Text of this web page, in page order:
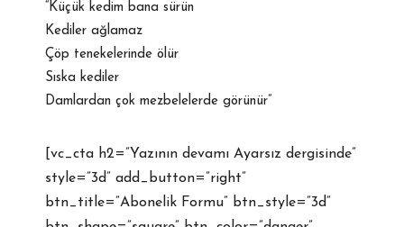
“Küçük kedim bana sürün
Kediler ağlamaz
Çöp tenekelerinde ölür
Sıska kediler
Damlardan çok mezbelelerde görünür”
[vc_cta h2=”Yazının devamı Ayarsız dergisinde”
style=”3d” add_button=”right”
btn_title=”Abonelik Formu” btn_style=”3d”